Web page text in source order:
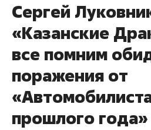
Сергей
«Казанские
все помним
поражения от
прошлого года»